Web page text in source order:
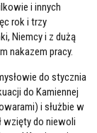
i innych
rok i trzy
Niemcy i z dużą
nakazem pracy.
do stycznia
do Kamiennej
i służbie w
wzięty do niewoli